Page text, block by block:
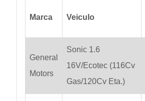
Marca Veiculo
General
Motors
Sonic 1.6
16V/Ecotec (116Cv
Gas/120Cv Eta.)